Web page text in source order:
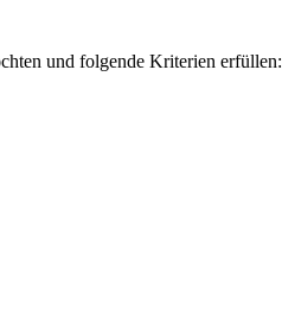
und folgende Kriterien erfüllen: